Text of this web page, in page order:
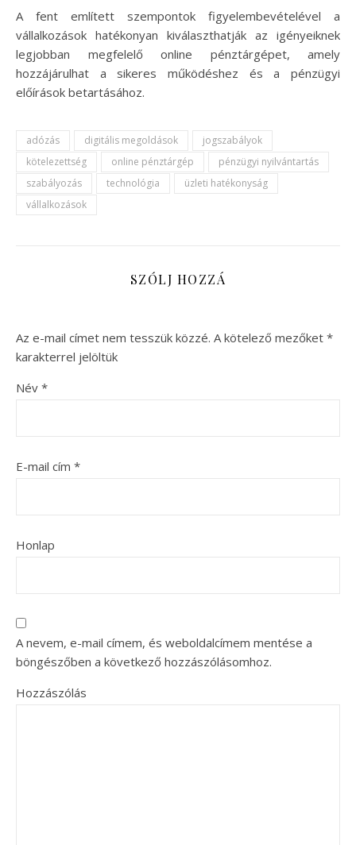
A fent említett szempontok figyelembevételével a
vállalkozások hatékonyan kiválaszthatják az igényeiknek
legjobban megfelelő online pénztárgépet, amely
hozzájárulhat a sikeres működéshez és a pénzügyi
előírások betartásához.
adózás digitális megoldások
jogszabályok
kötelezettség
online pénztárgép
pénzügyi nyilvántartás
szabályozás
technológia
üzleti hatékonyság
vállalkozások
SZÓLJ HOZZÁ
Az e-mail címet nem tesszük közzé. A kötelező mezőket *
karakterrel jelöltük
Név *
E-mail cím *
Honlap
A nevem, e-mail címem, és weboldalcímem mentése a
böngészőben a következő hozzászólásomhoz.
Hozzászólás